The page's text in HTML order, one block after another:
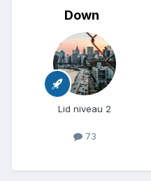
Down
Lid niveau 2
73